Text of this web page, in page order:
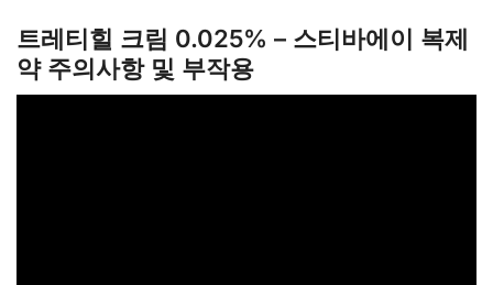
트레티힐 크림 0.025% – 스티바에이 복제
약 주의사항 및 부작용